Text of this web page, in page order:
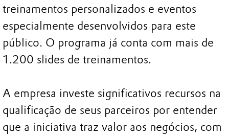
treinamentos personalizados e eventos
especialmente desenvolvidos para este
público. O programa já conta com mais de
1.200 slides de treinamentos.
A empresa investe significativos recursos na
qualificação de seus parceiros por entender
que a iniciativa traz valor aos negócios, com